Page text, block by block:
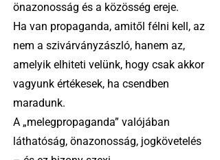
önazonosság és a közösség ereje.
Ha van propaganda, amitől félni kell, az
nem a szivárványzászló, hanem az,
amelyik elhiteti velünk, hogy csak akkor
vagyunk értékesek, ha csendben
maradunk.
A „melegpropaganda” valójában
láthatóság, önazonosság, jogkövetelés